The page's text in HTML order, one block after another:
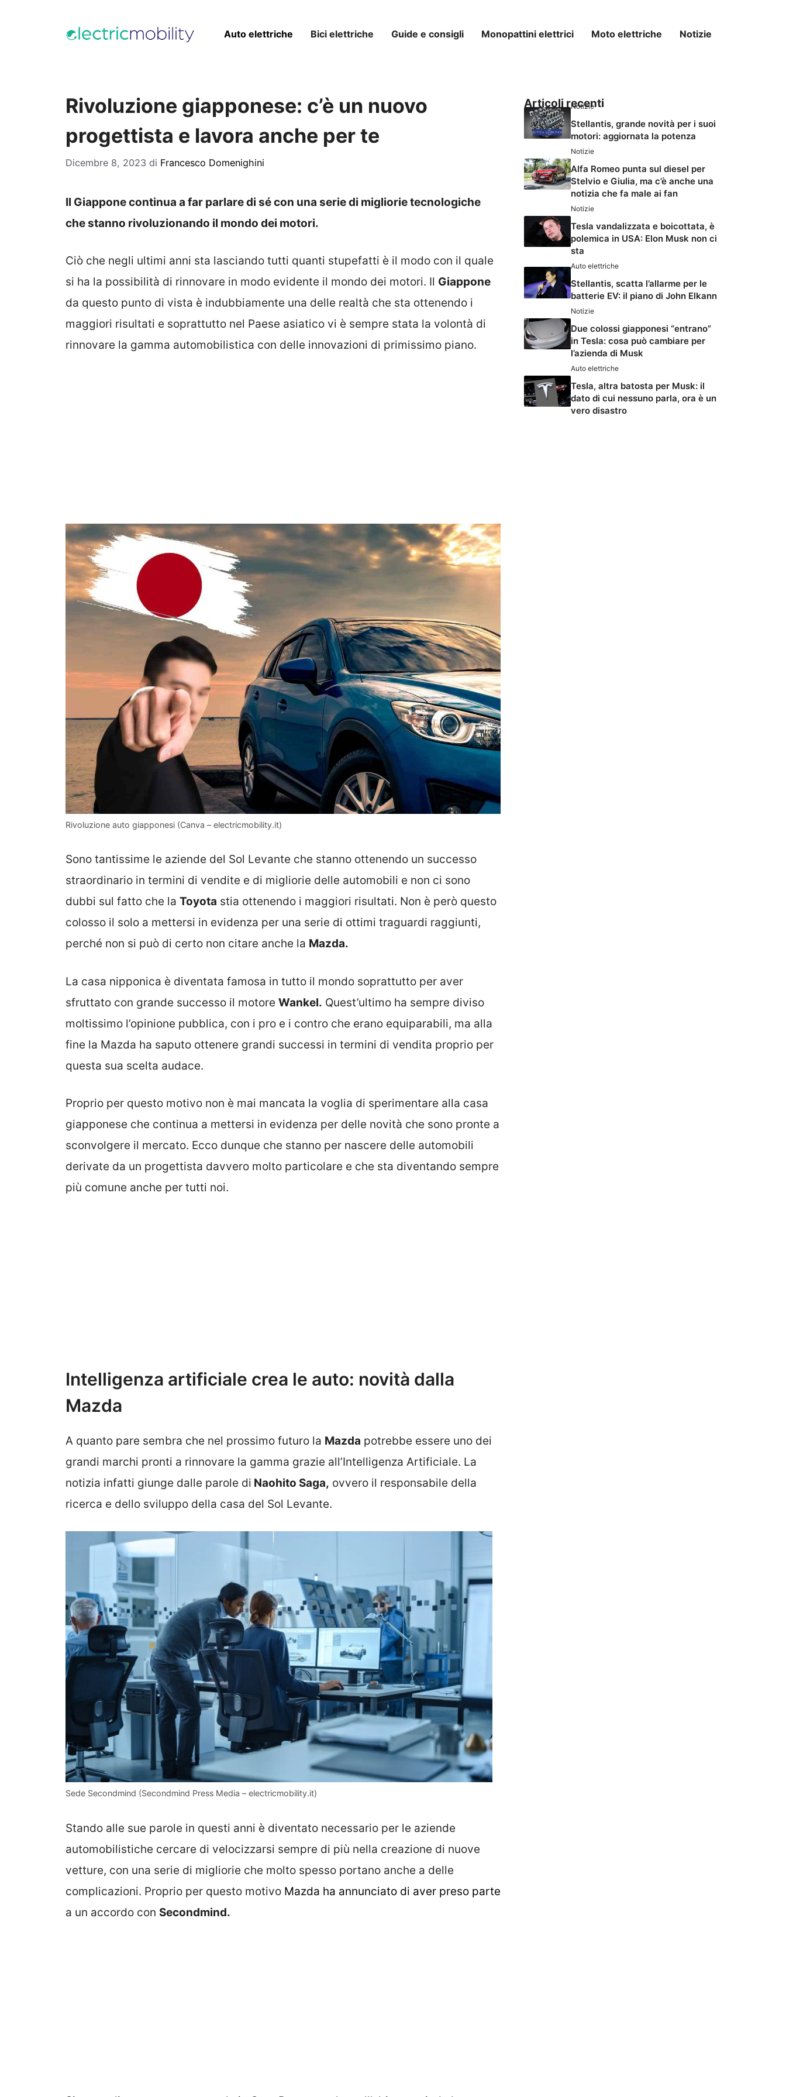
Auto elettriche Bici elettriche Guide e consigli Monopattini elettrici Moto elettriche Notizie
Rivoluzione giapponese: c’è un nuovo
progettista e lavora anche per te
Dicembre 8, 2023 di Francesco Domenighini
Il Giappone continua a far parlare di sé con una serie di migliorie tecnologiche
che stanno rivoluzionando il mondo dei motori.
Ciò che negli ultimi anni sta lasciando tutti quanti stupefatti è il modo con il quale
si ha la possibilità di rinnovare in modo evidente il mondo dei motori. Il Giappone
da questo punto di vista è indubbiamente una delle realtà che sta ottenendo i
maggiori risultati e soprattutto nel Paese asiatico vi è sempre stata la volontà di
rinnovare la gamma automobilistica con delle innovazioni di primissimo piano.
Rivoluzione auto giapponesi (Canva – electricmobility.it)
Sono tantissime le aziende del Sol Levante che stanno ottenendo un successo
straordinario in termini di vendite e di migliorie delle automobili e non ci sono
dubbi sul fatto che la Toyota stia ottenendo i maggiori risultati. Non è però questo
colosso il solo a mettersi in evidenza per una serie di ottimi traguardi raggiunti,
perché non si può di certo non citare anche la Mazda.
La casa nipponica è diventata famosa in tutto il mondo soprattutto per aver
sfruttato con grande successo il motore Wankel. Quest’ultimo ha sempre diviso
moltissimo l’opinione pubblica, con i pro e i contro che erano equiparabili, ma alla
fine la Mazda ha saputo ottenere grandi successi in termini di vendita proprio per
questa sua scelta audace.
Proprio per questo motivo non è mai mancata la voglia di sperimentare alla casa
giapponese che continua a mettersi in evidenza per delle novità che sono pronte a
sconvolgere il mercato. Ecco dunque che stanno per nascere delle automobili
derivate da un progettista davvero molto particolare e che sta diventando sempre
più comune anche per tutti noi.
Intelligenza artificiale crea le auto: novità dalla
Mazda
A quanto pare sembra che nel prossimo futuro la Mazda potrebbe essere uno dei
grandi marchi pronti a rinnovare la gamma grazie all’Intelligenza Artificiale. La
notizia infatti giunge dalle parole di Naohito Saga, ovvero il responsabile della
ricerca e dello sviluppo della casa del Sol Levante.
Sede Secondmind (Secondmind Press Media – electricmobility.it)
Stando alle sue parole in questi anni è diventato necessario per le aziende
automobilistiche cercare di velocizzarsi sempre di più nella creazione di nuove
vetture, con una serie di migliorie che molto spesso portano anche a delle
complicazioni. Proprio per questo motivo Mazda ha annunciato di aver preso parte
a un accordo con Secondmind.
Articoli recenti
Notizie
Stellantis, grande novità per i suoi
motori: aggiornata la potenza
Notizie
Alfa Romeo punta sul diesel per
Stelvio e Giulia, ma c’è anche una
notizia che fa male ai fan
Notizie
Tesla vandalizzata e boicottata, è
polemica in USA: Elon Musk non ci
sta
Auto elettriche
Stellantis, scatta l’allarme per le
batterie EV: il piano di John Elkann
Notizie
Due colossi giapponesi “entrano”
in Tesla: cosa può cambiare per
l’azienda di Musk
Auto elettriche
Tesla, altra batosta per Musk: il
dato di cui nessuno parla, ora è un
vero disastro